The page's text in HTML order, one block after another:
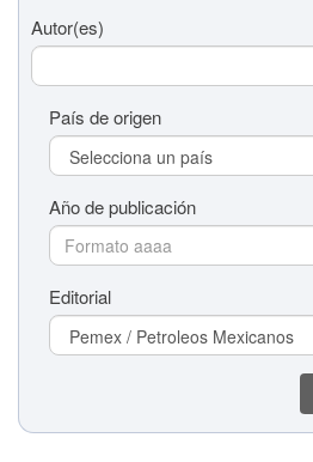
Autor(es)
País de origen
Año de publicación
Editorial